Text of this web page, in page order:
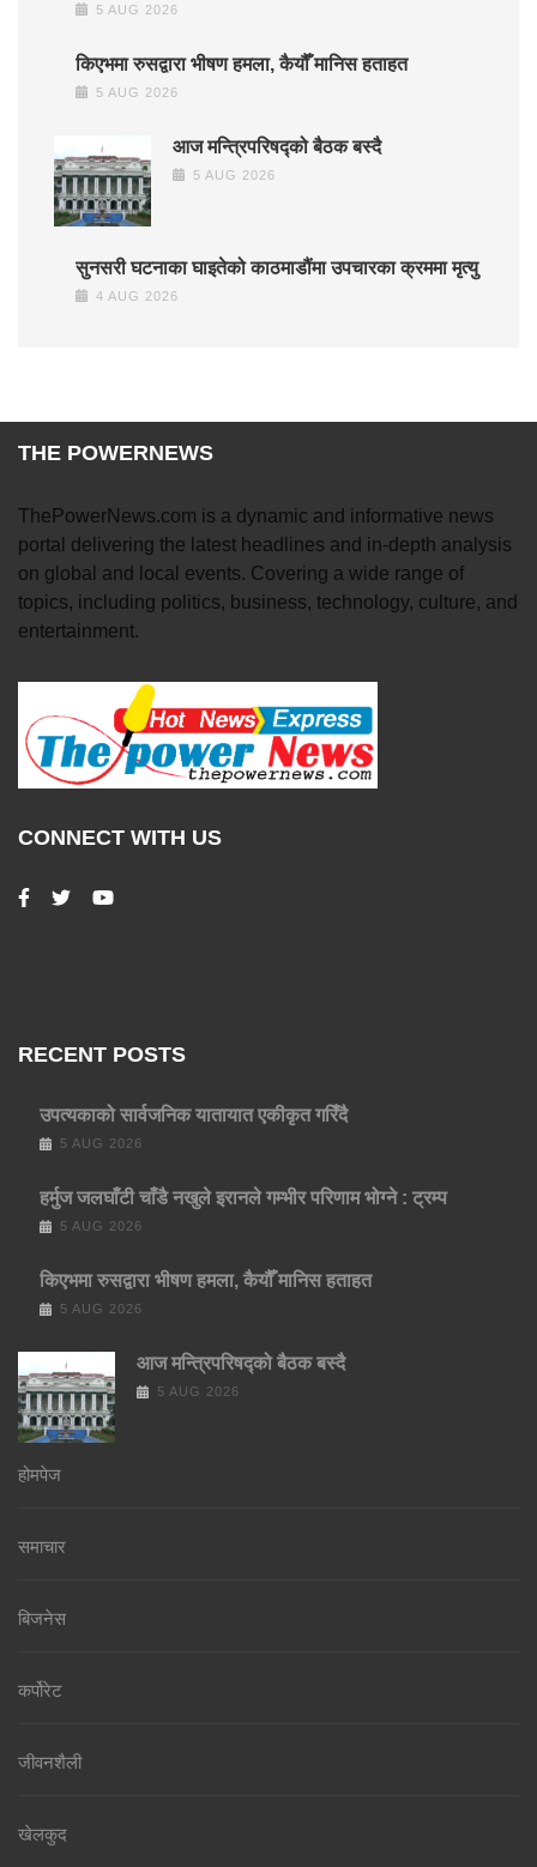
5 AUG 2026
किएभमा रुसद्वारा भीषण हमला, कैयौँ मानिस हताहत
5 AUG 2026
आज मन्त्रिपरिषद्को बैठक बस्दै
5 AUG 2026
सुनसरी घटनाका घाइतेको काठमाडौंमा उपचारका क्रममा मृत्यु
4 AUG 2026
THE POWERNEWS
ThePowerNews.com is a dynamic and informative news
portal delivering the latest headlines and in-depth analysis
on global and local events. Covering a wide range of
topics, including politics, business, technology, culture, and
entertainment.
CONNECT WITH US
RECENT POSTS
उपत्यकाको सार्वजनिक यातायात एकीकृत गरिँदै
5 AUG 2026
हर्मुज जलघाँटी चाँडै नखुले इरानले गम्भीर परिणाम भोग्ने : ट्रम्प
5 AUG 2026
किएभमा रुसद्वारा भीषण हमला, कैयौँ मानिस हताहत
5 AUG 2026
आज मन्त्रिपरिषद्को बैठक बस्दै
5 AUG 2026
होमपेज
समाचार
बिजनेस
कर्पोरेट
जीवनशैली
खेलकुद